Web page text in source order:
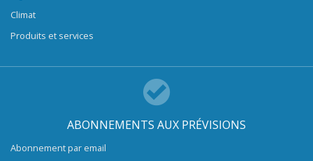
Climat
Produits et services
ABONNEMENTS AUX PRÉVISIONS
Abonnement par email